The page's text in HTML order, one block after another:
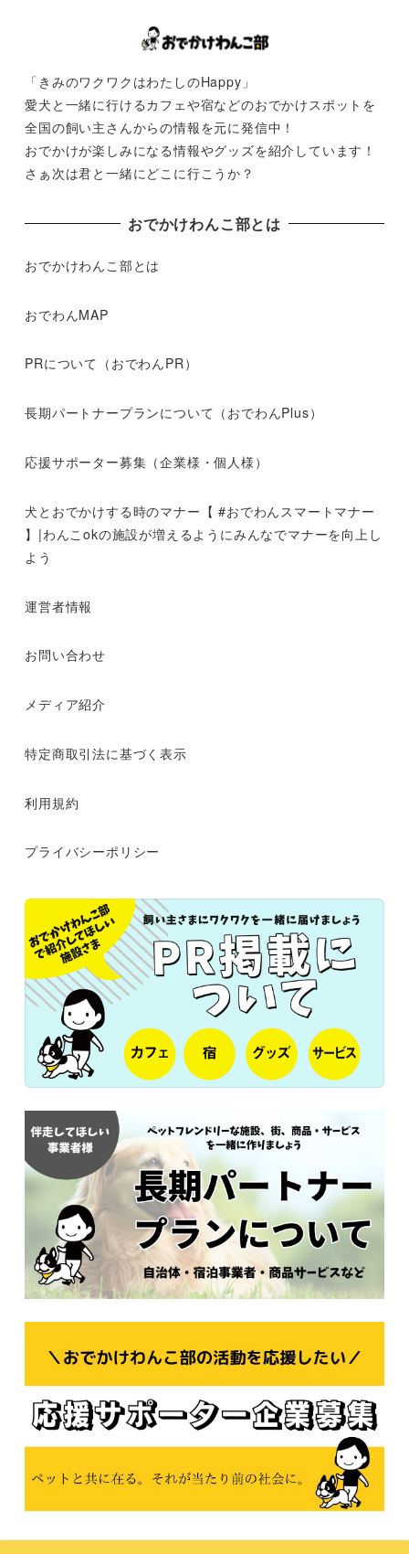
「きみのワクワクはわたしのHappy」
愛犬と一緒に行けるカフェや宿などのおでかけスポットを
全国の飼い主さんからの情報を元に発信中！
おでかけが楽しみになる情報やグッズを紹介しています！
さぁ次は君と一緒にどこに行こうか？
おでかけわんこ部とは
おでかけわんこ部とは
おでわんMAP
PRについて（おでわんPR）
長期パートナープランについて（おでわんPlus）
応援サポーター募集（企業様・個人様）
犬とおでかけする時のマナー【 #おでわんスマートマナー
】|わんこokの施設が増えるようにみんなでマナーを向上し
よう
運営者情報
お問い合わせ
メディア紹介
特定商取引法に基づく表示
利用規約
プライバシーポリシー